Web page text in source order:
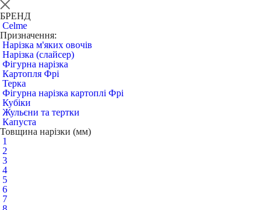
БРЕНД
Celme
Призначення:
Нарізка м'яких овочів
Нарізка (слайсер)
Фігурна нарізка
Картопля Фрі
Терка
Фігурна нарізка картоплі Фрі
Кубіки
Жульєни та тертки
Капуста
Товщина нарізки (мм)
1
2
3
4
5
6
7